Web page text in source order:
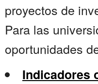
proyectos de
Para las
oportunidades
Indicadores